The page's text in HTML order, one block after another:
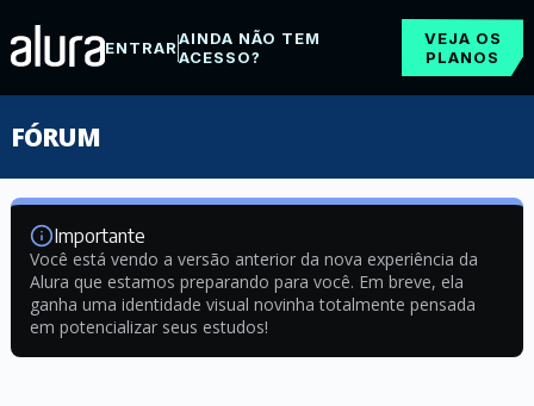
ENTRARAINDA NÃO TEM
ACESSO?
VEJA OS
PLANOS
FÓRUM
Importante
Você está vendo a versão anterior da nova experiência da
Alura que estamos preparando para você. Em breve, ela
ganha uma identidade visual novinha totalmente pensada
em potencializar seus estudos!